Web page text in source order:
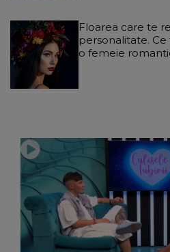
Floarea care te
personalitate.
o femeie